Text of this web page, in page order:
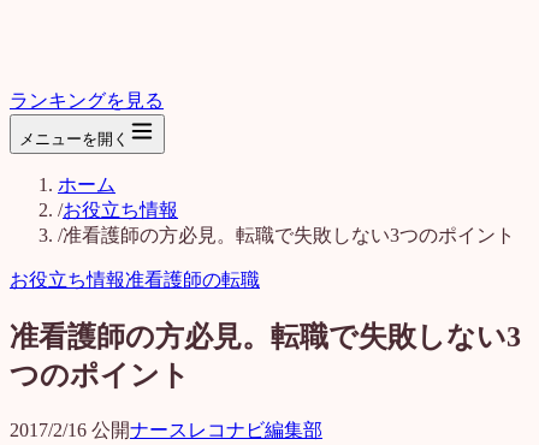
ランキングを見る
メニューを開く
ホーム
/お役立ち情報
/准看護師の方必見。転職で失敗しない3つのポイント
お役立ち情報准看護師の転職
准看護師の方必見。転職で失敗しない3
つのポイント
2017/2/16 公開ナースレコナビ編集部